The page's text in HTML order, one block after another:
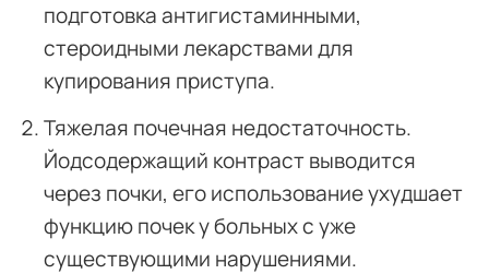
подготовка антигистаминными,
стероидными лекарствами для
купирования приступа.
Тяжелая почечная недостаточность.
Йодсодержащий контраст выводится
через почки, его использование ухудшает
функцию почек у больных с уже
существующими нарушениями.